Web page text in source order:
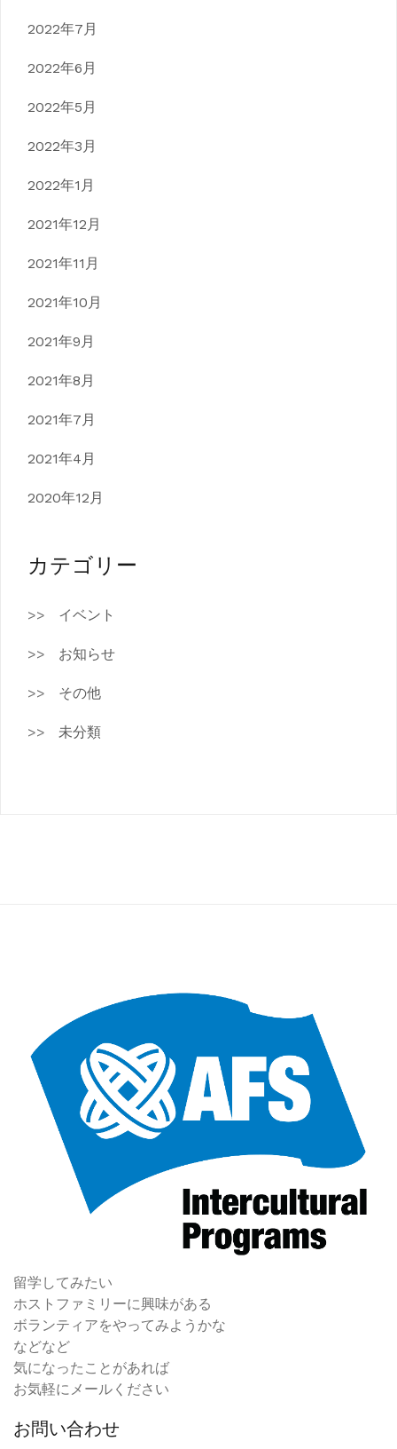
2022年7月
2022年6月
2022年5月
2022年3月
2022年1月
2021年12月
2021年11月
2021年10月
2021年9月
2021年8月
2021年7月
2021年4月
2020年12月
カテゴリー
イベント
お知らせ
その他
未分類
留学してみたい
ホストファミリーに興味がある
ボランティアをやってみようかな
などなど
気になったことがあれば
お気軽にメールください
お問い合わせ